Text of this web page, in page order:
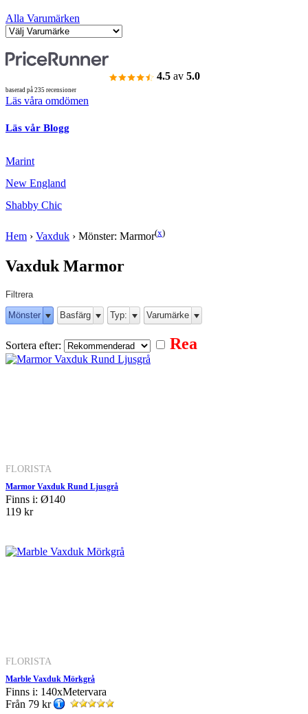
Alla Varumärken
4.5 av 5.0
baserad på 235 recensioner
Läs våra omdömen
Läs vår Blogg
Marint
New England
Shabby Chic
Hem › Vaxduk › Mönster: Marmor(x)
Vaxduk Marmor
Filtrera
Mönster
Basfärg Typ: Varumärke
Sortera efter: Rea
FLORISTA
Marmor Vaxduk Rund Ljusgrå
Finns i: Ø140
119 kr
FLORISTA
Marble Vaxduk Mörkgrå
Finns i: 140xMetervara
Från 79 kr